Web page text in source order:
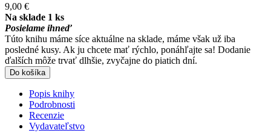
9,00 €
Na sklade 1 ks
Posielame ihneď
Túto knihu máme síce aktuálne na sklade, máme však už iba
posledné kusy. Ak ju chcete mať rýchlo, ponáhľajte sa! Dodanie
ďalších môže trvať dlhšie, zvyčajne do piatich dní.
Do košíka
Popis knihy
Podrobnosti
Recenzie
Vydavateľstvo